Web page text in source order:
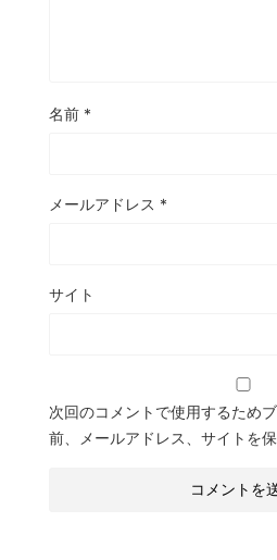
名前 *
メールアドレス *
サイト
次回のコメントで使用するため
前、メールアドレス、サイトを保